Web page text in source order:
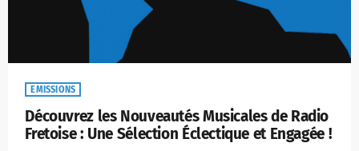
EMISSIONS
Découvrez les Nouveautés Musicales de Radio
Fretoise : Une Sélection Éclectique et Engagée !